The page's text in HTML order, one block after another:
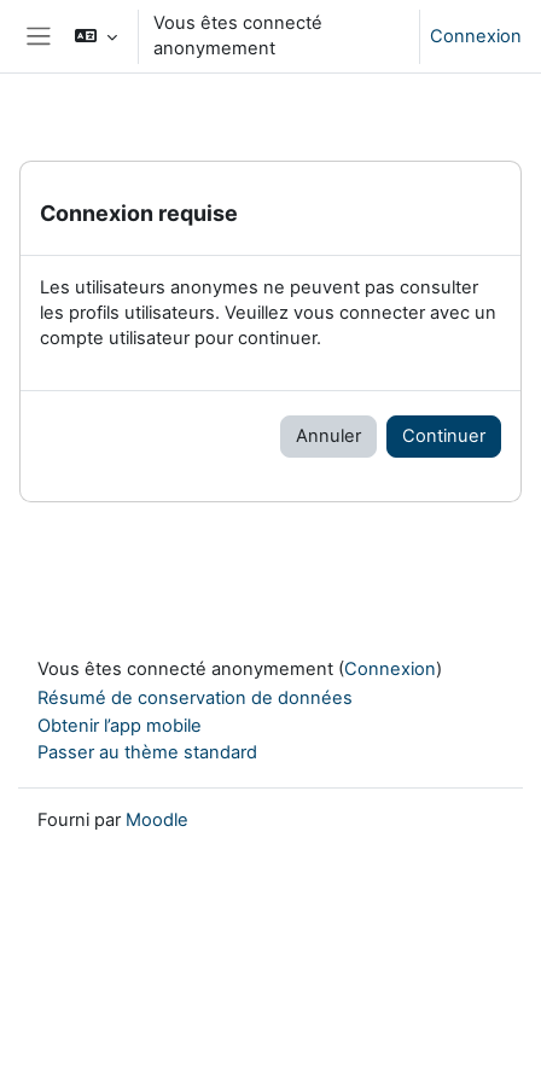
Passer au contenu principal
Panneau latéral
Vous êtes connecté
anonymement
Connexion
Connexion requise
Les utilisateurs anonymes ne peuvent pas consulter
les profils utilisateurs. Veuillez vous connecter avec un
compte utilisateur pour continuer.
Annuler Continuer
Vous êtes connecté anonymement (Connexion)
Résumé de conservation de données
Obtenir l’app mobile
Passer au thème standard
Fourni par Moodle